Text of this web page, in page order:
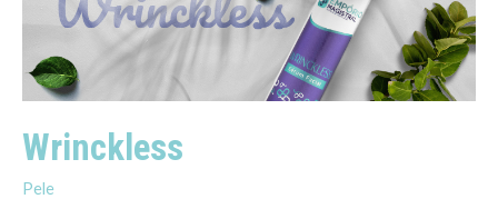
Wrinckless
Pele